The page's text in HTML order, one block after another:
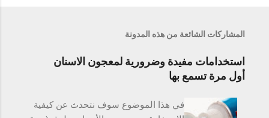
المشاركات الشائعة من هذه المدونة
استخدامات مفيدة وضرورية لمعجون الاسنان
أول مرة تسمع بها
في هذا الموضوع سوف نتحدث عن كيفية